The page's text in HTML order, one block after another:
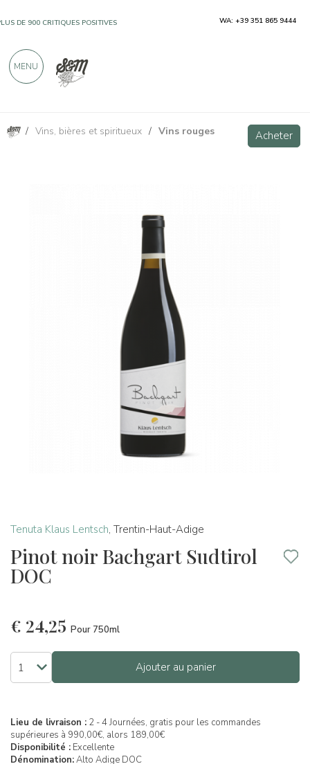
/ Vins, bières et spiritueux / Vins rouges Acheter
Tenuta Klaus Lentsch, Trentin-Haut-Adige
Pinot noir Bachgart Sudtirol
DOC
€ 24,25 Pour 750ml
Ajouter au panier
Lieu de livraison : 2 - 4 Journées, gratis pour les commandes
supérieures à 990,00€, alors 189,00€
Disponibilité : Excellente
Dénomination:Alto Adige DOC
Pinot noir Bachgart Sudtirol DOC Acheter
DE 900 CRITIQUES POSITIVES WA: +39 351 865 9444
MENU